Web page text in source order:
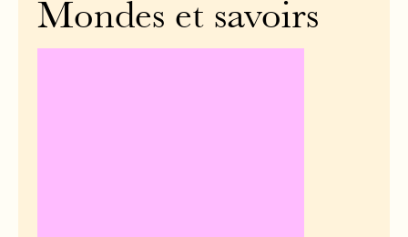
Mondes et savoirs